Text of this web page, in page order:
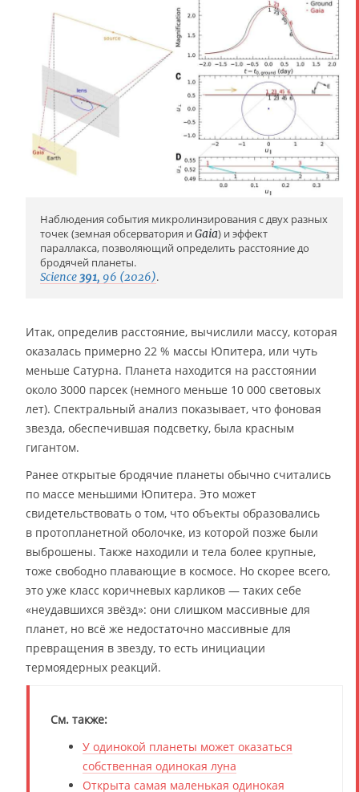
Наблюдения события микролинзирования с двух разных
точек (земная обсерватория и Gaia) и эффект
параллакса, позволяющий определить расстояние до
бродячей планеты.
Science 391, 96 (2026).
Итак, определив расстояние, вычислили массу, которая
оказалась примерно 22 % массы Юпитера, или чуть
меньше Сатурна. Планета находится на расстоянии
около 3000 парсек (немного меньше 10 000 световых
лет). Спектральный анализ показывает, что фоновая
звезда, обеспечившая подсветку, была красным
гигантом.
Ранее открытые бродячие планеты обычно считались
по массе меньшими Юпитера. Это может
свидетельствовать о том, что объекты образовались
в протопланетной оболочке, из которой позже были
выброшены. Также находили и тела более крупные,
тоже свободно плавающие в космосе. Но скорее всего,
это уже класс коричневых карликов — таких себе
«неудавшихся звёзд»: они слишком массивные для
планет, но всё же недостаточно массивные для
превращения в звезду, то есть инициации
термоядерных реакций.
См. также:
У одинокой планеты может оказаться
собственная одинокая луна
Открыта самая маленькая одинокая